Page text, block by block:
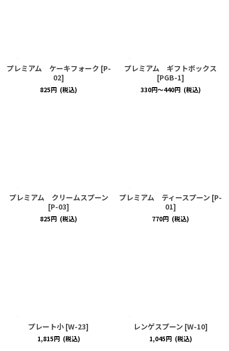
プレミアム ケーキフォーク [P-
02]
825円 (税込)
プレミアム ギフトボックス
[PGB-1]
330円～440円 (税込)
プレミアム クリームスプーン
[P-03]
825円 (税込)
プレミアム ティースプーン [P-
01]
770円 (税込)
プレート小 [W-23]
1,815円 (税込)
レンゲスプーン [W-10]
1,045円 (税込)